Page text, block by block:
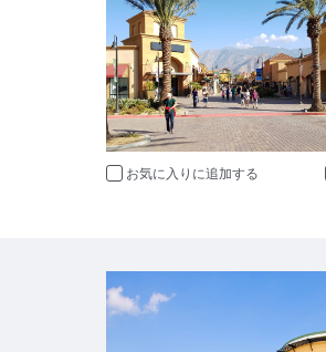
お気に入りに追加